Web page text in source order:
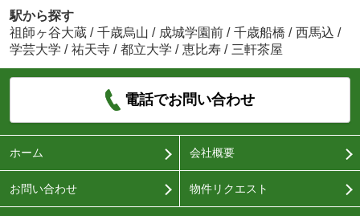
駅から探す
祖師ヶ谷大蔵 / 千歳烏山 / 成城学園前 / 千歳船橋 / 西馬込 /
学芸大学 / 祐天寺 / 都立大学 / 恵比寿 / 三軒茶屋
電話でお問い合わせ
ホーム 会社概要
お問い合わせ 物件リクエスト